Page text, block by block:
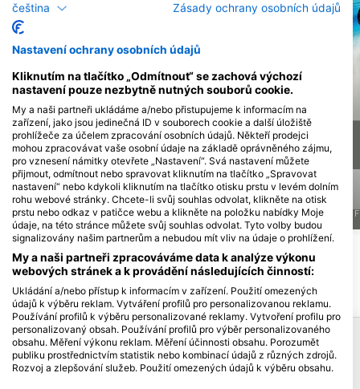
iStock-Global_Pics
Soltýn -
Barracuda
16Pozorování
J F M A M J J A S O N D
Muréna - Moray
eel
6Pozorování
J F M A M J J A S O N D F
Oblíbené destinace
Thajsko
čeština Zásady ochrany osobních údajů
Nastavení ochrany osobních údajů
Kliknutím na tlačítko „Odmítnout“ se zachová výchozí
nastavení pouze nezbytně nutných souborů cookie.
My a naši partneři ukládáme a/nebo přistupujeme k informacím na
zařízení, jako jsou jedinečná ID v souborech cookie a další úložiště
prohlížeče za účelem zpracování osobních údajů. Někteří prodejci
mohou zpracovávat vaše osobní údaje na základě oprávněného zájmu,
pro vznesení námitky otevřete „Nastavení“. Svá nastavení můžete
přijmout, odmítnout nebo spravovat kliknutím na tlačítko „Spravovat
nastavení“ nebo kdykoli kliknutím na tlačítko otisku prstu v levém dolním
rohu webové stránky. Chcete-li svůj souhlas odvolat, klikněte na otisk
prstu nebo odkaz v patičce webu a klikněte na položku nabídky Moje
údaje, na této stránce můžete svůj souhlas odvolat. Tyto volby budou
signalizovány našim partnerům a nebudou mít vliv na údaje o prohlížení.
My a naši partneři zpracováváme data k analýze výkonu
webových stránek a k provádění následujících činností:
Ukládání a/nebo přístup k informacím v zařízení. Použití omezených
údajů k výběru reklam. Vytváření profilů pro personalizovanou reklamu.
Používání profilů k výběru personalizované reklamy. Vytvoření profilu pro
personalizovaný obsah. Používání profilů pro výběr personalizovaného
obsahu. Měření výkonu reklam. Měření účinnosti obsahu. Porozumět
publiku prostřednictvím statistik nebo kombinací údajů z různých zdrojů.
Rozvoj a zlepšování služeb. Použití omezených údajů k výběru obsahu.